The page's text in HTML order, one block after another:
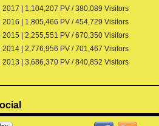
2017 | 1,104,207 PV / 380,089 Visitors
2016 | 1,805,466 PV / 454,729 Visitors
2015 | 2,255,551 PV / 670,350 Visitors
2014 | 2,776,956 PV / 701,467 Visitors
2013 | 3,686,370 PV / 840,852 Visitors